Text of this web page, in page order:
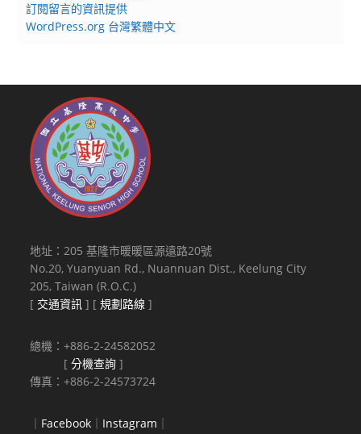
訂閱留言的資訊提供
WordPress.org 台灣繁體中文
地址：205 基隆市暖暖區源遠路20號
No.20, Yuanyuan Rd., Nuannuan Dist., Keelung City
205, Taiwan (R.O.C.)
[ 交通資訊 ] [規劃路線 ]
總機：+886-2-24582052
[分機查詢 ]
傳真：+886-2-24573724
｜ Facebook ｜ Instagram ｜